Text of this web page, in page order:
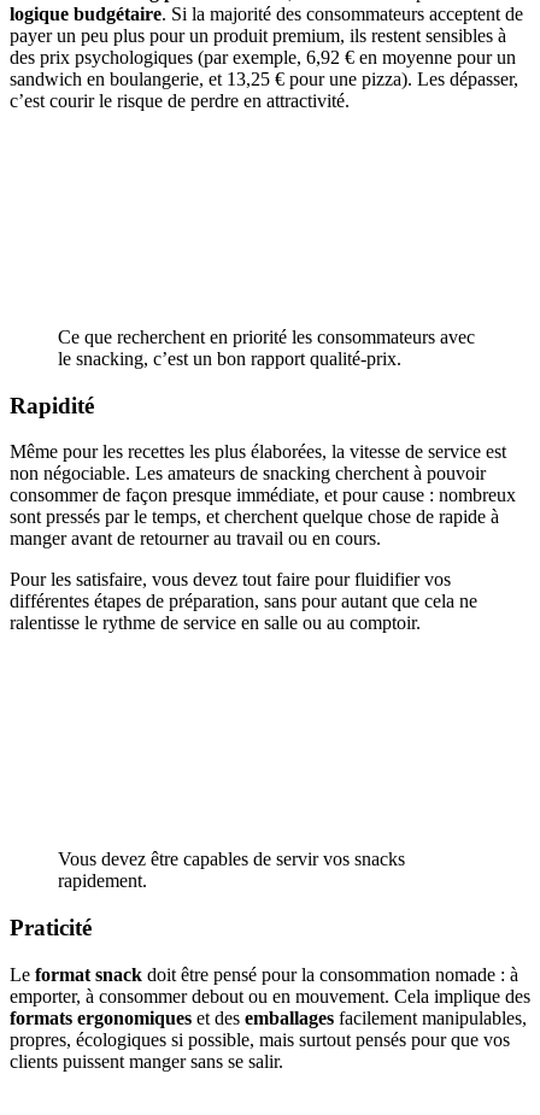
logique budgétaire. Si la majorité des consommateurs acceptent de
payer un peu plus pour un produit premium, ils restent sensibles à
des prix psychologiques (par exemple, 6,92 € en moyenne pour un
sandwich en boulangerie, et 13,25 € pour une pizza). Les dépasser,
c’est courir le risque de perdre en attractivité.
Ce que recherchent en priorité les consommateurs avec
le snacking, c’est un bon rapport qualité-prix.
Rapidité
Même pour les recettes les plus élaborées, la vitesse de service est
non négociable. Les amateurs de snacking cherchent à pouvoir
consommer de façon presque immédiate, et pour cause : nombreux
sont pressés par le temps, et cherchent quelque chose de rapide à
manger avant de retourner au travail ou en cours.
Pour les satisfaire, vous devez tout faire pour fluidifier vos
différentes étapes de préparation, sans pour autant que cela ne
ralentisse le rythme de service en salle ou au comptoir.
Vous devez être capables de servir vos snacks
rapidement.
Praticité
Le format snack doit être pensé pour la consommation nomade : à
emporter, à consommer debout ou en mouvement. Cela implique des
formats ergonomiques et des emballages facilement manipulables,
propres, écologiques si possible, mais surtout pensés pour que vos
clients puissent manger sans se salir.